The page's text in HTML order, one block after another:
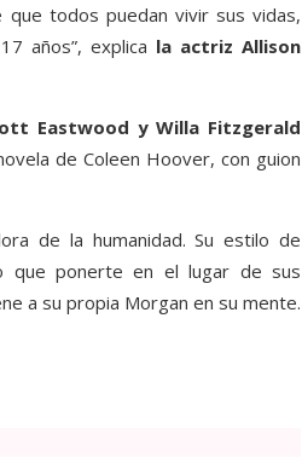
todos puedan vivir sus vidas,
años”, explica la actriz Allison
Eastwood y Willa Fitzgerald
de Coleen Hoover, con guion
de la humanidad. Su estilo de
que ponerte en el lugar de sus
a su propia Morgan en su mente.